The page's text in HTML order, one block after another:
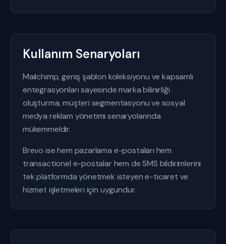
Kullanım Senaryoları
Mailchimp, geniş şablon koleksiyonu ve kapsamlı
entegrasyonları sayesinde marka bilinirliği
oluşturma, müşteri segmentasyonu ve sosyal
medya reklam yönetimi senaryolarında
mükemmeldir.
Brevo ise hem pazarlama e-postaları hem
transactionel e-postalar hem de SMS bildirimlerini
tek platformda yönetmek isteyen e-ticaret ve
hizmet işletmeleri için uygundur.